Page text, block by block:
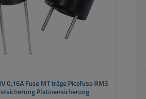
0,16A Fuse MT träge Picofuse RM5
Platinensicherung